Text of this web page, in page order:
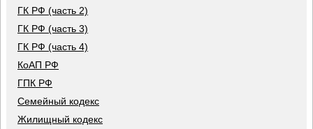
ГК РФ (часть 2)
ГК РФ (часть 3)
ГК РФ (часть 4)
КоАП РФ
ГПК РФ
Семейный кодекс
Жилищный кодекс